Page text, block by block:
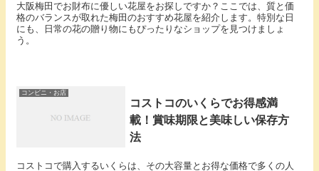
大阪梅田でお財布に優しい花屋をお探しですか？ここでは、質と価
格のバランスが取れた梅田のおすすめ花屋を紹介します。特別な日
にも、日常の花の贈り物にもぴったりなショップを見つけましょ
う。
コンビニ・お店
コストコのいくらでお得感満
載！賞味期限と美味しい保存方
法
コストコで購入するいくらは、その大容量とお得な価格で多くの人